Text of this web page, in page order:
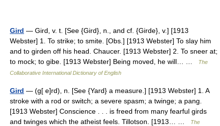
Gird — Gird, v. t. [See {Gird}, n., and cf. {Girde}, v.] [1913
Webster] 1. To strike; to smite. [Obs.] [1913 Webster] To slay him
and to girden off his head. Chaucer. [1913 Webster] 2. To sneer at;
to mock; to gibe. [1913 Webster] Being moved, he will… …
The
Collaborative International Dictionary of English
Gird — (g[ e]rd), n. [See {Yard} a measure.] [1913 Webster] 1. A
stroke with a rod or switch; a severe spasm; a twinge; a pang.
[1913 Webster] Conscience . . . is freed from many fearful girds
and twinges which the atheist feels. Tillotson. [1913… …
The